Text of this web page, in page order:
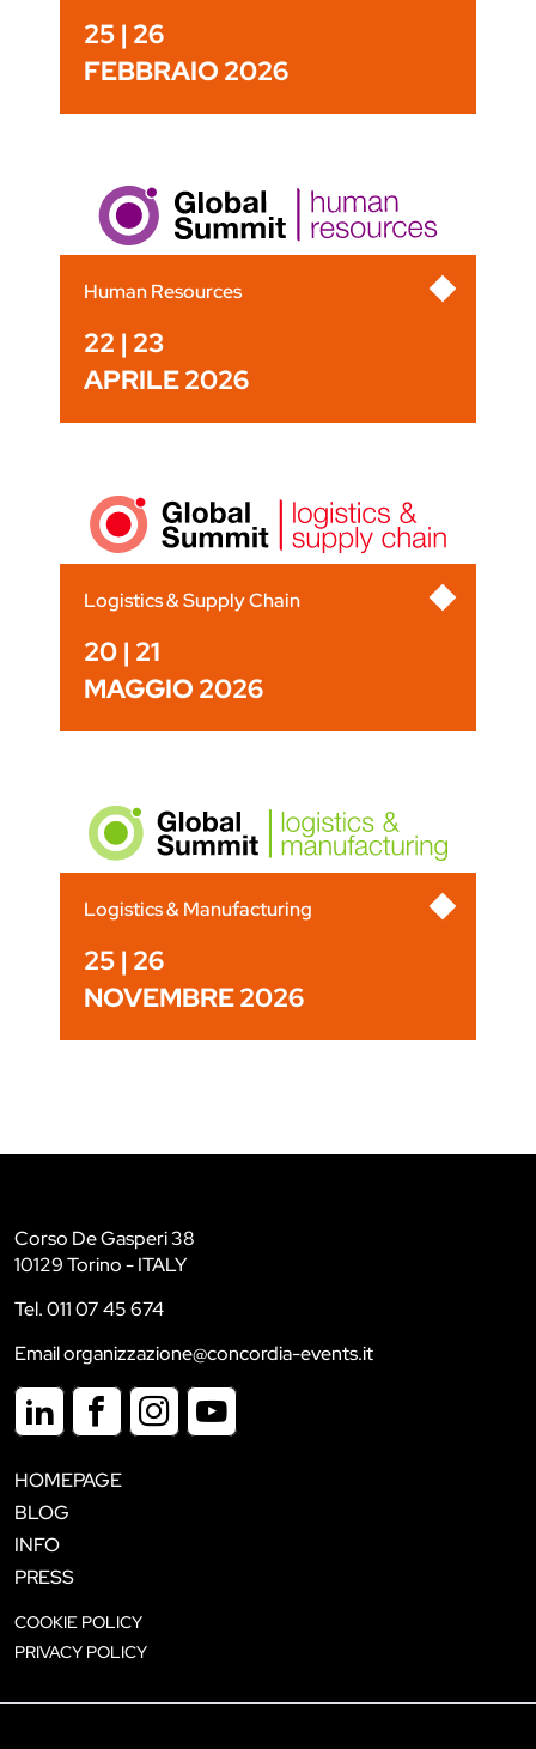
25 | 26
FEBBRAIO 2026
Human Resources
22 | 23
APRILE 2026
Logistics & Supply Chain
20 | 21
MAGGIO 2026
Logistics & Manufacturing
25 | 26
NOVEMBRE 2026
Corso De Gasperi 38
10129 Torino - ITALY
Tel. 011 07 45 674
Email organizzazione@concordia-events.it
HOMEPAGE
BLOG
INFO
PRESS
COOKIE POLICY
PRIVACY POLICY